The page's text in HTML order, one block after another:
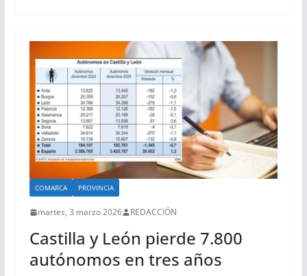
COMARCA PROVINCIA
martes, 3 marzo 2026 REDACCIÓN
Castilla y León pierde 7.800
autónomos en tres años